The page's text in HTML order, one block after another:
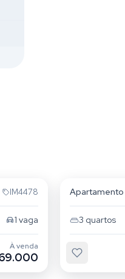
IM4478
1 vaga
À venda
Apartamento
3 quartos